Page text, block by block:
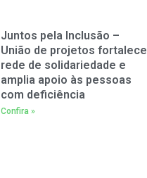
Juntos pela Inclusão –
União de projetos fortalece
rede de solidariedade e
amplia apoio às pessoas
com deficiência
Confira »